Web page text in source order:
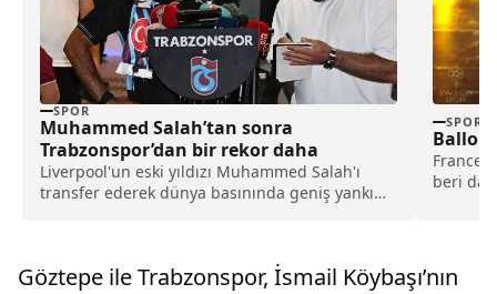
SPOR
Muhammed Salah’tan sonra
Trabzonspor’dan bir rekor daha
Liverpool'un eski yıldızı Muhammed Salah'ı
transfer ederek dünya basınında geniş yankı
açıkladı.
SPOR
Ballon
France
beri
Göztepe ile Trabzonspor, İsmail Köybaşı’nın